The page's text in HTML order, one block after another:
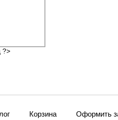
?>
Корзина Оформить